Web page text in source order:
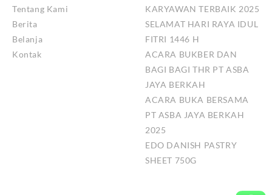
Tentang Kami
Berita
Belanja
Kontak
KARYAWAN TERBAIK 2025
SELAMAT HARI RAYA IDUL
FITRI 1446 H
ACARA BUKBER DAN
BAGI BAGI THR PT ASBA
JAYA BERKAH
ACARA BUKA BERSAMA
PT ASBA JAYA BERKAH
2025
EDO DANISH PASTRY
SHEET 750G